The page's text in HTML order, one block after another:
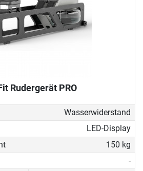
Rudergerät PRO
Wasserwiderstand
LED-Display
150 kg
-